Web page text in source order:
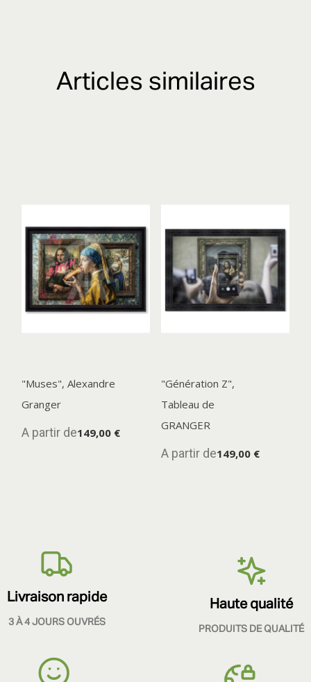
Articles similaires
"Muses", Alexandre
Granger
A partir de149,00 €
"Génération Z",
Tableau de
GRANGER
A partir de149,00 €
Livraison rapide
3 À 4 JOURS OUVRÉS
Haute qualité
PRODUITS DE QUALITÉ